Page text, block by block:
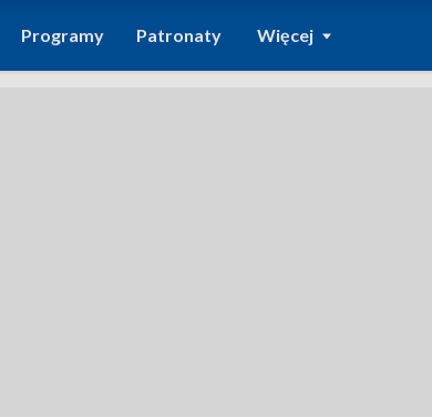
Programy Patronaty Więcej